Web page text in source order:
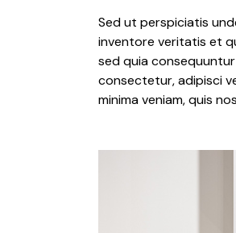
Sed ut perspiciatis
inventore veritatis et
sed quia
consectetur, adipisci
minima veniam, quis